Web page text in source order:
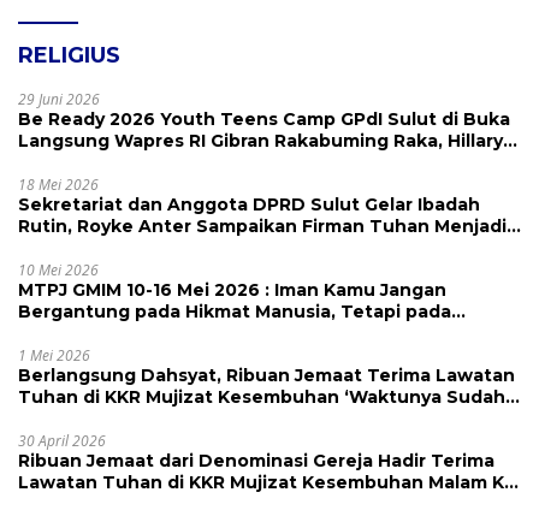
RELIGIUS
29 Juni 2026
Be Ready 2026 Youth Teens Camp GPdI Sulut di Buka
Langsung Wapres RI Gibran Rakabuming Raka, Hillary
18 Mei 2026
Sekretariat dan Anggota DPRD Sulut Gelar Ibadah
Rutin, Royke Anter Sampaikan Firman Tuhan Menjadi
10 Mei 2026
MTPJ GMIM 10-16 Mei 2026 : Iman Kamu Jangan
Bergantung pada Hikmat Manusia, Tetapi pada
1 Mei 2026
Berlangsung Dahsyat, Ribuan Jemaat Terima Lawatan
Tuhan di KKR Mujizat Kesembuhan ‘Waktunya Sudah
30 April 2026
Ribuan Jemaat dari Denominasi Gereja Hadir Terima
Lawatan Tuhan di KKR Mujizat Kesembuhan Malam Ke